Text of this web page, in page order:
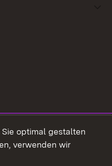
optimal gestalten
verwenden wir